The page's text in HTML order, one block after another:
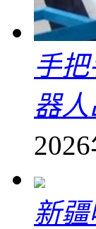
手
器
新